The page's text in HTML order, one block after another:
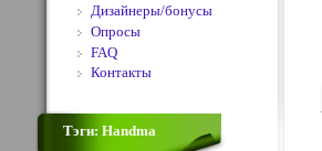
Дизайнеры/бонусы
Опросы
FAQ
Контакты
Тэги: Handma